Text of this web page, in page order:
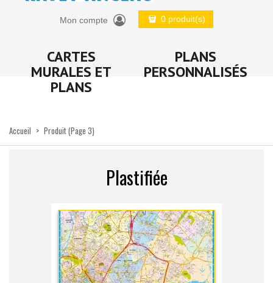
Mon compte 0 produit(s)
CARTES
MURALES ET
PLANS
PLANS
PERSONNALISÉS
Accueil > Produit(Page 3)
Plastifiée